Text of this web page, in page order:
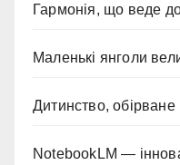
Гармонія, що веде до
Маленькі янголи
Дитинство,
NotebookLM —